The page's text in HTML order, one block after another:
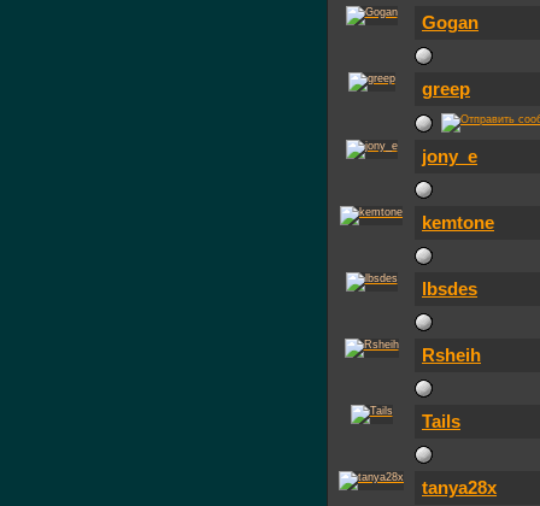
Gogan
greep
jony_e
kemtone
lbsdes
Rsheih
Tails
tanya28x